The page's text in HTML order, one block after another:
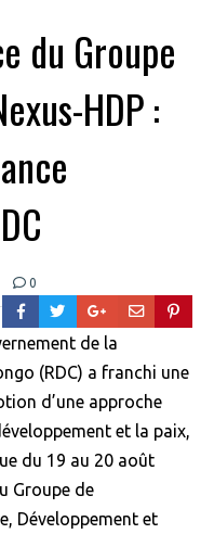
du Groupe
HDP :
0
de la
(RDC) a franchi une
d’une approche
et la paix,
du 19 au 20 août
Groupe de
Développement et